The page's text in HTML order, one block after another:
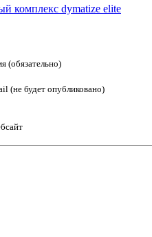
комплекс dymatize elite
(обязательно)
(не будет опубликовано)